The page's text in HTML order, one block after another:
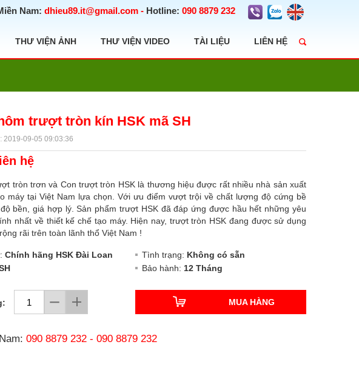
Nam: dhieu89.it@gmail.com - Hotline: 090 8879 232
THƯ VIỆN ẢNH THƯ VIỆN VIDEO TÀI LIỆU LIÊN HỆ
trượt tròn kín HSK mã SH
2019-09-05 09:03:36
hệ
tròn trơn và Con trượt tròn HSK là thương hiệu được rất nhiều nhà sản xuất
máy tại Việt Nam lựa chọn. Với ưu điểm vượt trội về chất lượng độ cứng bề
bền, giá hợp lý. Sản phẩm trượt HSK đã đáp ứng được hầu hết những yêu
nhất về thiết kế chế tạo máy. Hiện nay, trượt tròn HSK đang được sử dụng
rãi trên toàn lãnh thổ Việt Nam !
Chính hãng HSK Đài Loan Tình trạng: Không có sẵn
Bảo hành: 12 Tháng
MUA HÀNG
090 8879 232 - 090 8879 232